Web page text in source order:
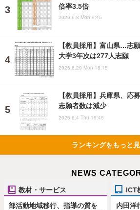
倍率3.5倍
2026.6.8 Mon 9:45
【教員採用】富山県…志
大学3年次は277人志願
2026.6.29 Mon 18:15
【教員採用】兵庫県、
志願者数は減少
2026.6.4 Thu 15:45
ランキングをもっと
NEWS
教材・サービス
部活動地域移行、指導の質を
ICT
内田洋